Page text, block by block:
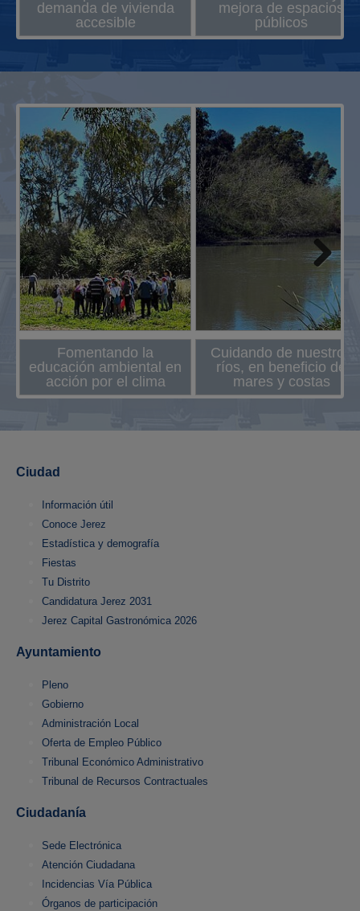
demanda de vivienda
accesible
mejora de espacios
públicos
Fomentando la
educación ambiental en
acción por el clima
Cuidando de nuestros
ríos, en beneficio de
mares y costas
Next
Ciudad
Información útil
Conoce Jerez
Estadística y demografía
Fiestas
Tu Distrito
Candidatura Jerez 2031
Jerez Capital Gastronómica 2026
Ayuntamiento
Pleno
Gobierno
Administración Local
Oferta de Empleo Público
Tribunal Económico Administrativo
Tribunal de Recursos Contractuales
Ciudadanía
Sede Electrónica
Atención Ciudadana
Incidencias Vía Pública
Órganos de participación